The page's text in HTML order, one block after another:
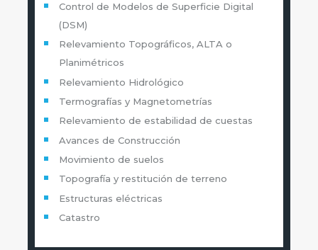
Control de Modelos de Superficie Digital
(DSM)
Relevamiento Topográficos, ALTA o
Planimétricos
Relevamiento Hidrológico
Termografías y Magnetometrías
Relevamiento de estabilidad de cuestas
Avances de Construcción
Movimiento de suelos
Topografía y restitución de terreno
Estructuras eléctricas
Catastro